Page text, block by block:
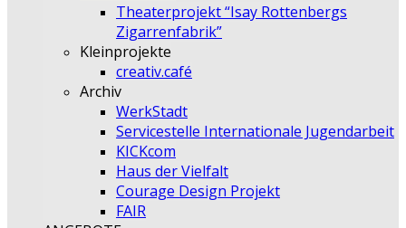
Theaterprojekt “Isay Rottenbergs
Zigarrenfabrik”
Kleinprojekte
creativ.café
Archiv
WerkStadt
Servicestelle Internationale Jugendarbeit
KICKcom
Haus der Vielfalt
Courage Design Projekt
FAIR